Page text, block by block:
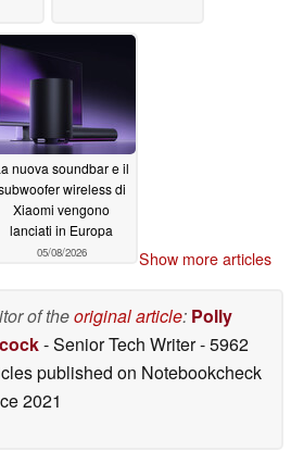
nuova soundbar e il
wireless di
Xiaomi vengono
lanciati in Europa
05/08/2026 Show more articles
of theoriginal article: Polly
- Senior Tech Writer- 5962
published on Notebookcheck
2021